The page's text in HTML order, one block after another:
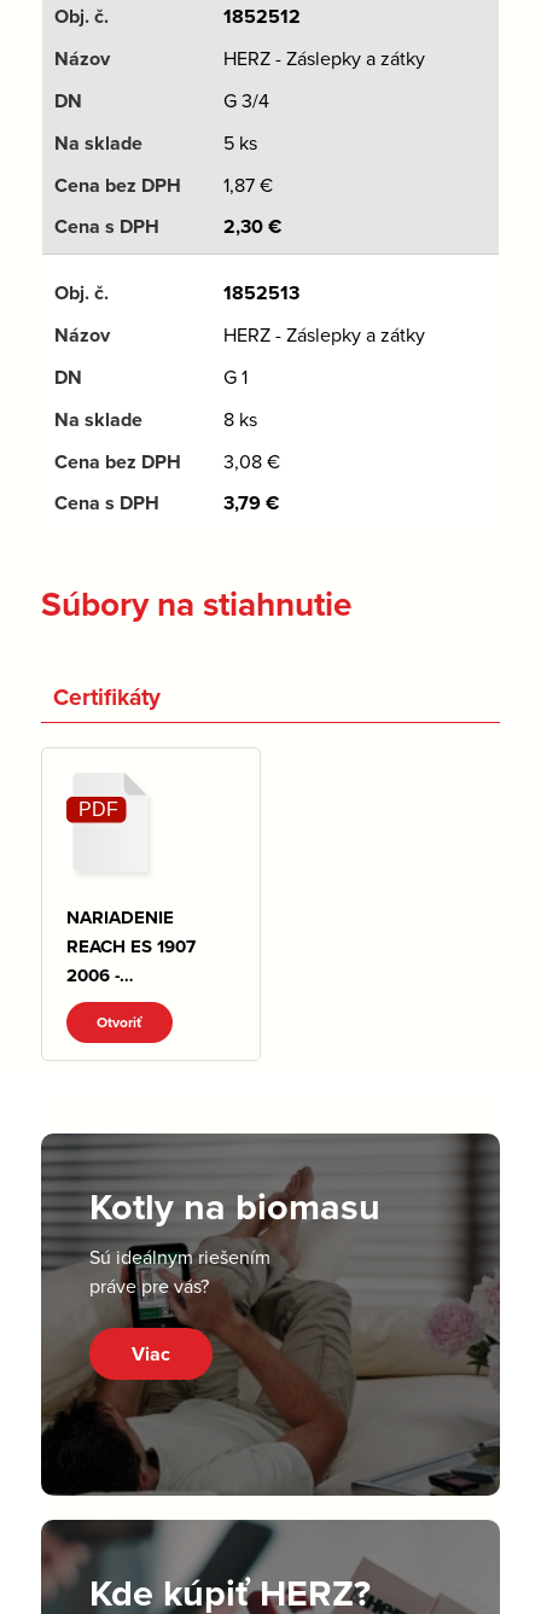
1852512
HERZ - Záslepky a zátky
G 3/4
5 ks
1,87€
2,30€
1852513
HERZ - Záslepky a zátky
G 1
8 ks
3,08€
3,79€
Súbory na stiahnutie
Certifikáty
NARIADENIE
REACH ES 1907
2006 -
VYHLASENIE.pdf
Otvoriť
Kotly na biomasu
Sú ideálnym riešením
práve pre vás?
Viac
Kde kúpiť HERZ?